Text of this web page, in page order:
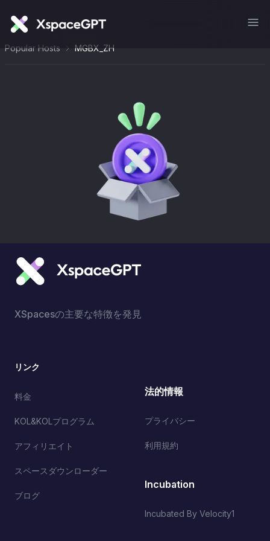
Popular Hosts MGBX_ZH
XSpacesの主要な特徴を発見
リンク
料金
KOL&KOLプログラム
アフィリエイト
スペースダウンローダー
ブログ
法的情報
プライバシー
利用規約
Incubation
Incubated By Velocity1